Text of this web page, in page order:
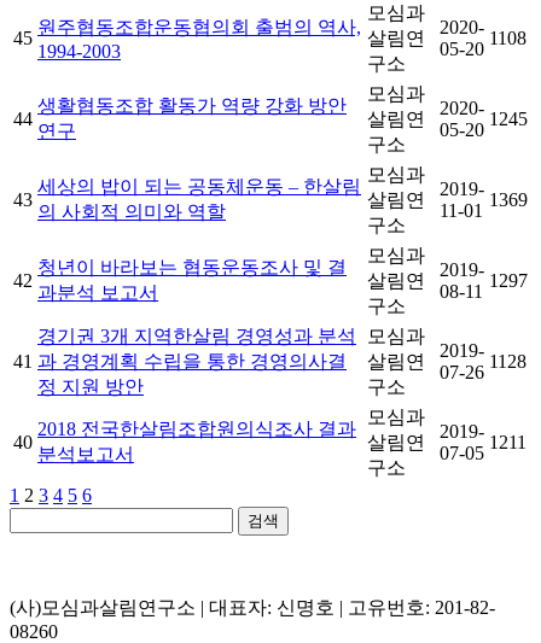
45
원주협동조합운동협의회 출범의 역사,
1994-2003
모심과
살림연
구소
2020-
05-20
1108
44
생활협동조합 활동가 역량 강화 방안
연구
모심과
살림연
구소
2020-
05-20
1245
43
세상의 밥이 되는 공동체운동 – 한살림
의 사회적 의미와 역할
모심과
살림연
구소
2019-
11-01
1369
42
청년이 바라보는 협동운동조사 및 결
과분석 보고서
모심과
살림연
구소
2019-
08-11
1297
41
경기권 3개 지역한살림 경영성과 분석
과 경영계획 수립을 통한 경영의사결
정 지원 방안
모심과
살림연
구소
2019-
07-26
1128
40
2018 전국한살림조합원의식조사 결과
분석보고서
모심과
살림연
구소
2019-
07-05
1211
1 2 3 4 5 6
검색
(사)모심과살림연구소 | 대표자: 신명호 | 고유번호: 201-82-
08260